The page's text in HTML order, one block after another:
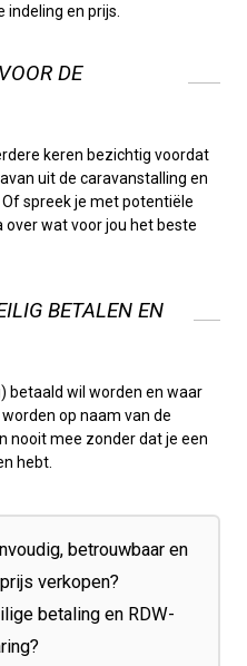
en prijs.
DE
keren bezichtig voordat
uit de caravanstalling en
spreek je met potentiële
over wat voor jou het beste
BETALEN EN
betaald wil worden en waar
op naam van de
nooit mee zonder dat je een
hebt.
betrouwbaar en
verkopen?
betaling en RDW-